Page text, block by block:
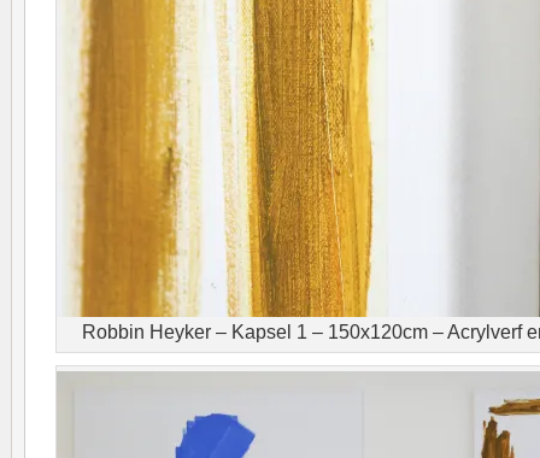
Robbin Heyker – Kapsel 1 – 150x120cm – Acrylverf